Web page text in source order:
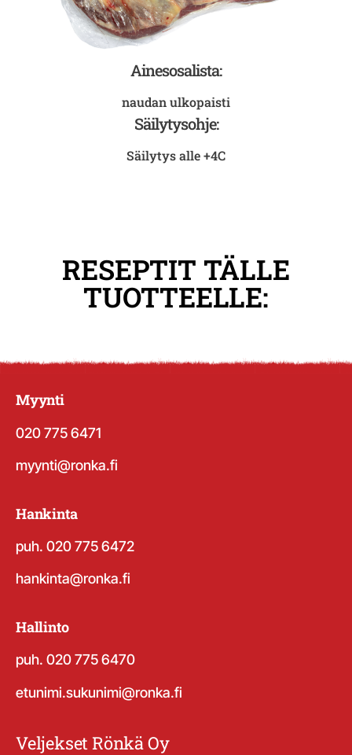
Ainesosalista:
naudan ulkopaisti
Säilytysohje:
Säilytys alle +4C
RESEPTIT TÄLLE
TUOTTEELLE:
Myynti
020 775 6471
myynti@ronka.fi
Hankinta
puh. 020 775 6472
hankinta@ronka.fi
Hallinto
puh. 020 775 6470
etunimi.sukunimi@ronka.fi
Veljekset Rönkä Oy